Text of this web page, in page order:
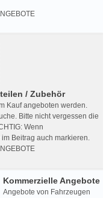
/ Zubehör
Kauf angeboten werden.
Bitte nicht vergessen die
Wenn
Beitrag auch markieren.
Kommerzielle Angebote
Angebote von Fahrzeugen